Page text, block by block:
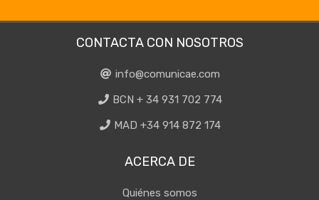
CONTACTA CON NOSOTROS
info@comunicae.com
BCN + 34 931 702 774
MAD +34 914 872 174
ACERCA DE
Quiénes somos